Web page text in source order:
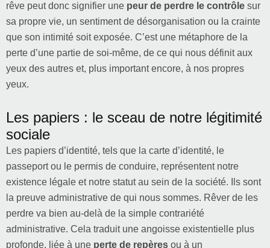
rêve peut donc signifier une peur de perdre le contrôle sur
sa propre vie, un sentiment de désorganisation ou la crainte
que son intimité soit exposée. C’est une métaphore de la
perte d’une partie de soi-même, de ce qui nous définit aux
yeux des autres et, plus important encore, à nos propres
yeux.
Les papiers : le sceau de notre légitimité
sociale
Les papiers d’identité, tels que la carte d’identité, le
passeport ou le permis de conduire, représentent notre
existence légale et notre statut au sein de la société. Ils sont
la preuve administrative de qui nous sommes. Rêver de les
perdre va bien au-delà de la simple contrariété
administrative. Cela traduit une angoisse existentielle plus
profonde, liée à une perte de repères ou à un